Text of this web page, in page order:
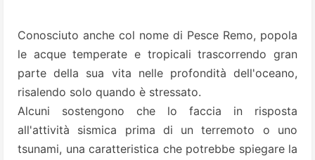
Conosciuto anche col nome di Pesce Remo, popola
le acque temperate e tropicali trascorrendo gran
parte della sua vita nelle profondità dell'oceano,
risalendo solo quando è stressato.
Alcuni sostengono che lo faccia in risposta
all'attività sismica prima di un terremoto o uno
tsunami, una caratteristica che potrebbe spiegare la